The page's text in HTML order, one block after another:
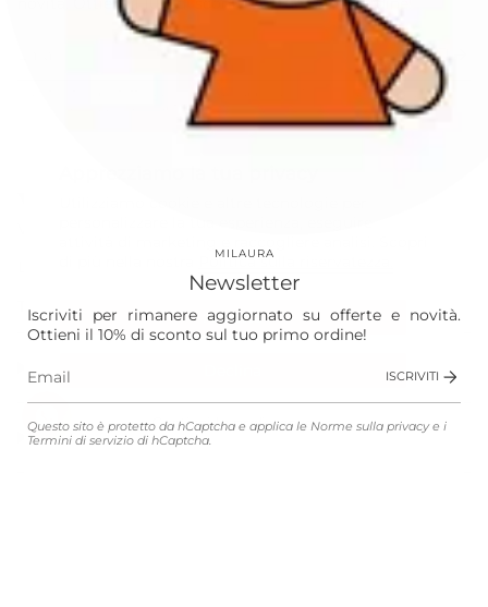
Politica sulla riservatezza.
Gestisci le preferenze
Accetta
MILAURA
Newsletter
Iscriviti per rimanere aggiornato su offerte e novità.
Ottieni il 10% di sconto sul tuo primo ordine!
ISCRIVITI
Questo sito è protetto da hCaptcha e applica le Norme sulla privacye i
Termini di servizio di hCaptcha.
ISCRIVITI
Questo sito è protetto da hCaptcha e applica le Norme sulla privacy
e i
di hCaptcha.
The Store
Shop
Customer Service